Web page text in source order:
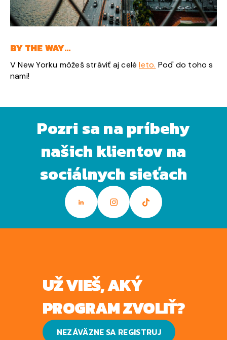
BY THE WAY…
V New Yorku môžeš stráviť aj celéleto. Poď do toho s
nami!
Pozri sa na príbehy
našich klientov na
sociálnych sieťach
UŽ VIEŠ, AKÝ
PROGRAM ZVOLIŤ?
NEZÁVÄZNE SA REGISTRUJ